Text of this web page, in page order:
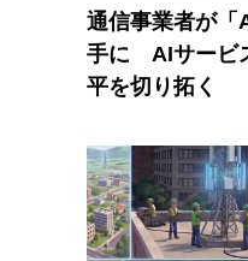
通信事業者が
手に AIサービ
平を切り拓く